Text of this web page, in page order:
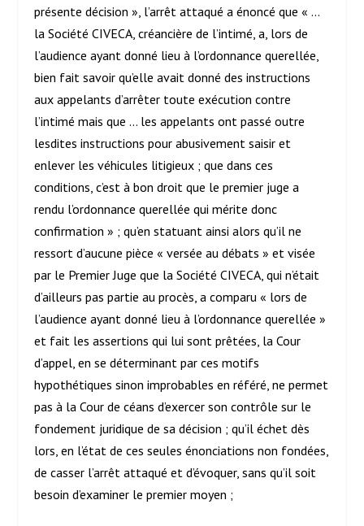
présente décision », l’arrêt attaqué a énoncé que « …
la Société CIVECA, créancière de l’intimé, a, lors de
l’audience ayant donné lieu à l’ordonnance querellée,
bien fait savoir qu’elle avait donné des instructions
aux appelants d’arrêter toute exécution contre
l’intimé mais que … les appelants ont passé outre
lesdites instructions pour abusivement saisir et
enlever les véhicules litigieux ; que dans ces
conditions, c’est à bon droit que le premier juge a
rendu l’ordonnance querellée qui mérite donc
confirmation » ; qu’en statuant ainsi alors qu’il ne
ressort d’aucune pièce « versée au débats » et visée
par le Premier Juge que la Société CIVECA, qui n’était
d’ailleurs pas partie au procès, a comparu « lors de
l’audience ayant donné lieu à l’ordonnance querellée »
et fait les assertions qui lui sont prêtées, la Cour
d’appel, en se déterminant par ces motifs
hypothétiques sinon improbables en référé, ne permet
pas à la Cour de céans d’exercer son contrôle sur le
fondement juridique de sa décision ; qu’il échet dès
lors, en l’état de ces seules énonciations non fondées,
de casser l’arrêt attaqué et d’évoquer, sans qu’il soit
besoin d’examiner le premier moyen ;